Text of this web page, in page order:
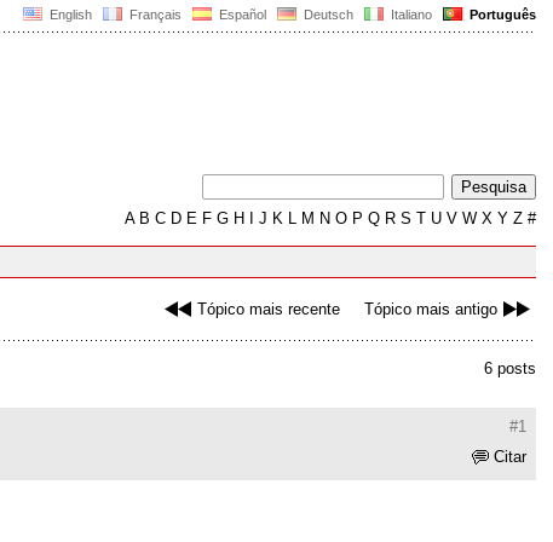
English Français Español Deutsch Italiano Português
AB C D E F G H J K L M N O P Q R S T U V W X Y Z #
Tópico mais recente Tópico mais antigo
6 posts
#1
Citar